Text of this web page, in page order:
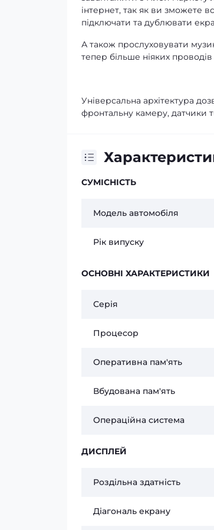
інтернет, так як ви зможете
підключати та дублювати
А також прослуховувати
тепер більше ніяких проводів
Універсальна архітектура
фронтальну камеру, датчики
СУМІСНІСТЬ
Модель автомобіля
Рік випуску
ОСНОВНІ ХАРАКТЕРИСТИКИ
Серія
Процесор
Оперативна пам'ять
Вбудована пам'ять
Операційна система
ДИСПЛЕЙ
Роздільна здатність
Діагональ екрану